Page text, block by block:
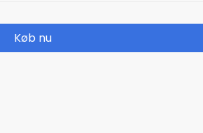
Køb nu